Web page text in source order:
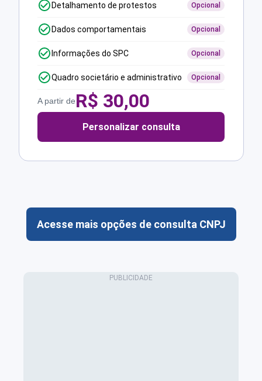
Detalhamento de protestos Opcional
Dados comportamentais Opcional
Informações do SPC Opcional
Quadro societário e administrativo Opcional
A partir deR$ 30,00
Personalizar consulta
Acesse mais opções de consulta CNPJ